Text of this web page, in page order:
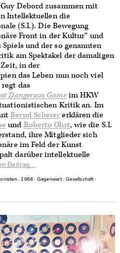
Debord zusammen mit
Intellektuellen die
(S.I.). Die Bewegung
Front in der Kultur“ und
und der so genannten
am Spektakel der damaligen
in der
das Leben nun noch viel
das
Dangerous Gameim HKW
Kritik an. Im
Bernd Scherererklären die
und Roberto Ohrt, wie die S.I.
ihre Mitglieder sich
im Feld der Kunst
darüber intellektuelle
Beitrag...
∙1968 ∙ Gegenwart ∙Gesellschaft ∙